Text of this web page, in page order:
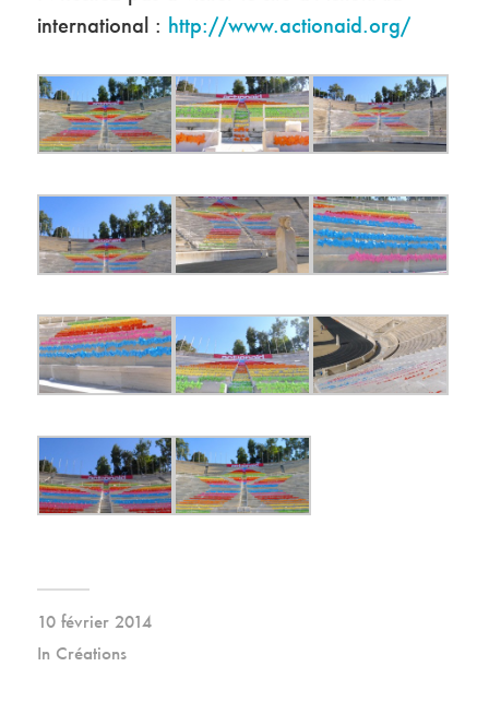
international : http://www.actionaid.org/
10 février 2014
In Créations